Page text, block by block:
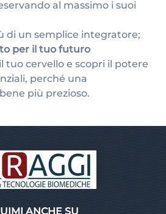
al massimo i suoi
di un semplice integratore;
per il tuo futuro
tuo cervello e scopri il potere
perché una
più prezioso.
ANCHE SU